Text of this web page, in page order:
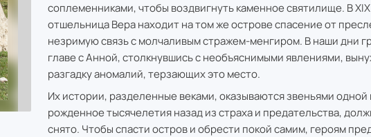
соплеменниками, чтобы воздвигнуть каменное святилище. В
отшельница Вера находит на том же острове спасение от
незримую связь с молчаливым стражем-менгиром. В наши дни
главе с Анной, столкнувшись с необъяснимыми явлениями,
разгадку аномалий, терзающих это место.
Их истории, разделенные веками, оказываются звеньями
рожденное тысячелетия назад из страха и предательства,
снято. Чтобы спасти остров и обрести покой самим, героям